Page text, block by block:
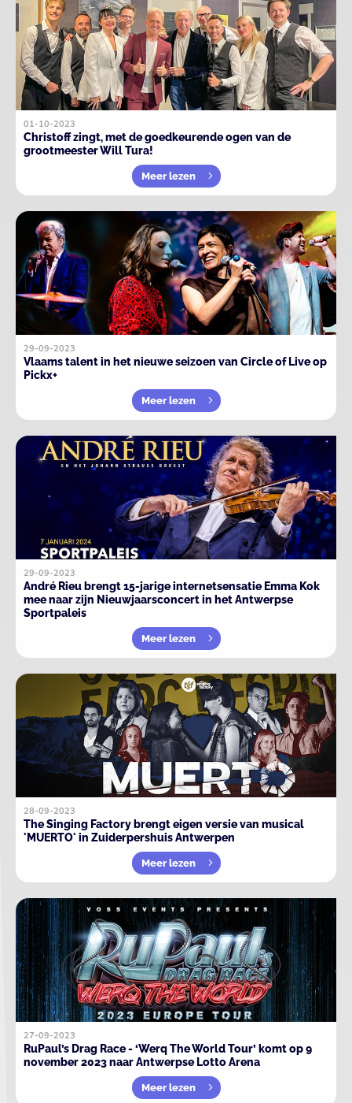
01-10-2023
Christoff zingt, met de goedkeurende ogen van de
grootmeester Will Tura!
Meer lezen
29-09-2023
Vlaams talent in het nieuwe seizoen van Circle of Live op
Pickx+
Meer lezen
29-09-2023
André Rieu brengt 15-jarige internetsensatie Emma Kok
mee naar zijn Nieuwjaarsconcert in het Antwerpse
Sportpaleis
Meer lezen
28-09-2023
The Singing Factory brengt eigen versie van musical
'MUERTO' in Zuiderpershuis Antwerpen
Meer lezen
27-09-2023
RuPaul’s Drag Race - ‘Werq The World Tour’ komt op 9
november 2023 naar Antwerpse Lotto Arena
Meer lezen